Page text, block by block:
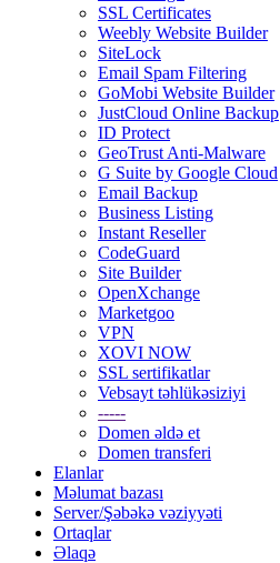
SSL Certificates
Weebly Website Builder
SiteLock
Email Spam Filtering
GoMobi Website Builder
JustCloud Online Backup
ID Protect
GeoTrust Anti-Malware
G Suite by Google Cloud
Email Backup
Business Listing
Instant Reseller
CodeGuard
Site Builder
OpenXchange
Marketgoo
VPN
XOVI NOW
SSL sertifikatlar
Vebsayt təhlükəsiziyi
-----
Domen əldə et
Domen transferi
Elanlar
Məlumat bazası
Server/Şəbəkə vəziyyəti
Ortaqlar
Əlaqə